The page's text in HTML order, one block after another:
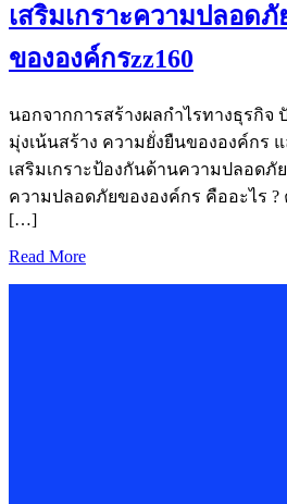
เสริมเกราะความปลอด
ขององค์กรzz160
นอกจากการสร้างผลกำไรทางธุรกิจ
มุ่งเน้นสร้าง ความยั่งยืนขององค์กร
เสริมเกราะป้องกันด้านความปลอด
ความปลอดภัยขององค์กร คืออะไร
[…]
Read More